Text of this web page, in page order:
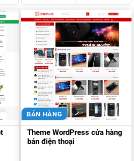
BÁN HÀNG
Theme WordPress cửa hàng
bán điện thoại